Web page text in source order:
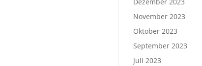
Dezember 2023
November 2023
Oktober 2023
September 2023
Juli 2023